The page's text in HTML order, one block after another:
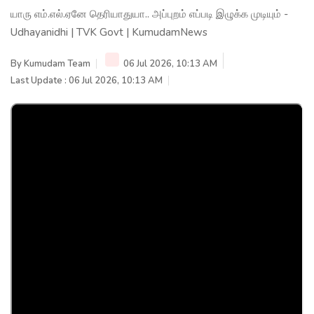
யாரு எம்.எல்.ஏனே தெரியாதுயா.. அப்புறம் எப்படி இழுக்க முடியும் -
Udhayanidhi | TVK Govt | KumudamNews
ByKumudam Team
06 Jul 2026, 10:13 AM
Last Update : 06 Jul 2026, 10:13 AM